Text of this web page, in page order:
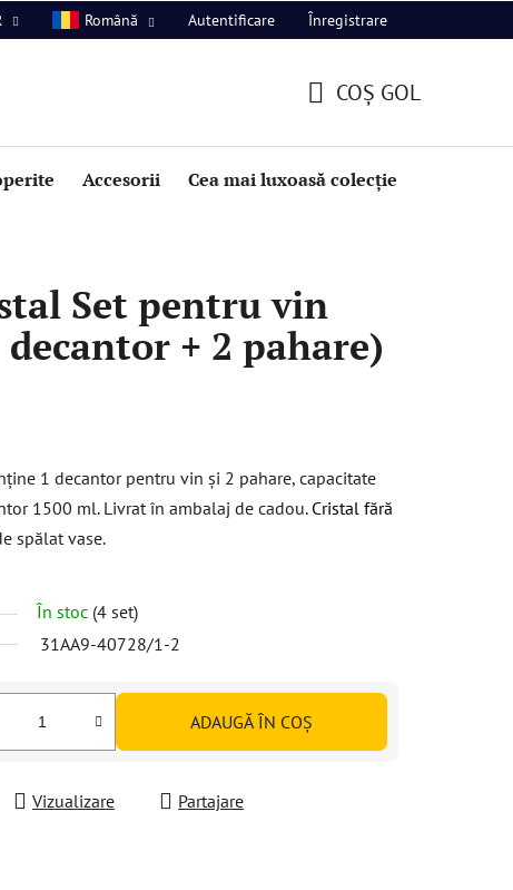
Română Autentificare Înregistrare
DE
COŞ GOL
Accesorii Cea mai luxoasă colecție
Set pentru vin
+ 2 pahare)
1 decantor pentru vin și 2 pahare, capacitate
1500 ml. Livrat în ambalaj de cadou. Cristal fără
spălat vase.
În stoc (4 set)
31AA9-40728/1-2
ADAUGĂ ÎN COŞ
Vizualizare Partajare